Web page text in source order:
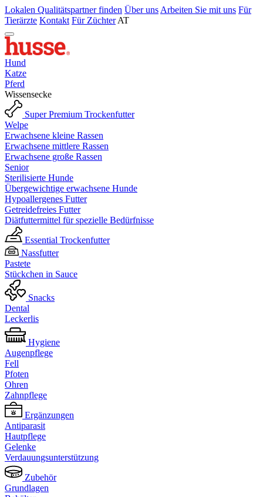
Lokalen Qualitätspartner finden Über uns Arbeiten Sie mit uns Für
Tierärzte Kontakt Für Züchter AT
Hund
Katze
Pferd
Wissensecke
Super Premium Trockenfutter
Welpe
Erwachsene kleine Rassen
Erwachsene mittlere Rassen
Erwachsene große Rassen
Senior
Sterilisierte Hunde
Übergewichtige erwachsene Hunde
Hypoallergenes Futter
Getreidefreies Futter
Diätfuttermittel für spezielle Bedürfnisse
Essential Trockenfutter
Nassfutter
Pastete
Stückchen in Sauce
Snacks
Dental
Leckerlis
Hygiene
Augenpflege
Fell
Pfoten
Ohren
Zahnpflege
Ergänzungen
Antiparasit
Hautpflege
Gelenke
Verdauungsunterstützung
Zubehör
Grundlagen